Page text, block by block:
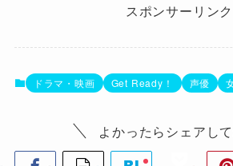
スポンサーリンク
ドラマ・映画 Get Ready！ 声優
よかったらシェアして